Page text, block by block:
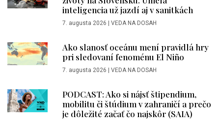
inteligencia už jazdí aj v sanitkách
7. augusta 2026 VEDA NA DOSAH
Ako slanosť oceánu mení pravidlá hry
pri sledovaní fenoménu El Niño
7. augusta 2026 VEDA NA DOSAH
PODCAST: Ako si nájsť štipendium,
mobilitu či štúdium v zahraničí a prečo
je dôležité začať čo najskôr (SAIA)